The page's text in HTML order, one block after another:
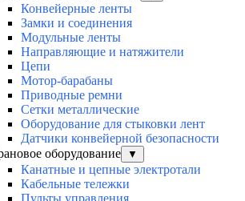
Конвейерные ленты
Замки и соединения
Модульные ленты
Направляющие и натяжители
Цепи
Мотор-барабаны
Приводные ремни
Сетки металлические
Оборудование для стыковки лент
Датчики конвейерной безопасности
оборудование
▼
Канатные и цепные электротали
Кабельные тележки